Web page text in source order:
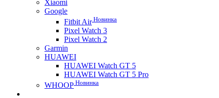
Xiaomi
Google
Fitbit AirНовинка
Pixel Watch 3
Pixel Watch 2
Garmin
HUAWEI
HUAWEI Watch GT 5
HUAWEI Watch GT 5 Pro
WHOOP Новинка